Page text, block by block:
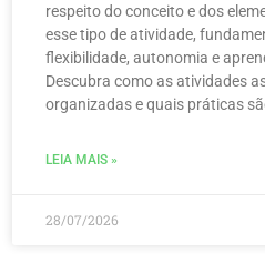
respeito do conceito e dos
esse tipo de atividade,
flexibilidade, autonomia e
Descubra como as atividades
organizadas e quais práticas
LEIA MAIS »
28/07/2026